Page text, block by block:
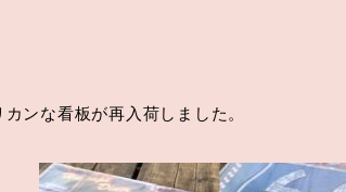
カンな看板が再入荷しました。